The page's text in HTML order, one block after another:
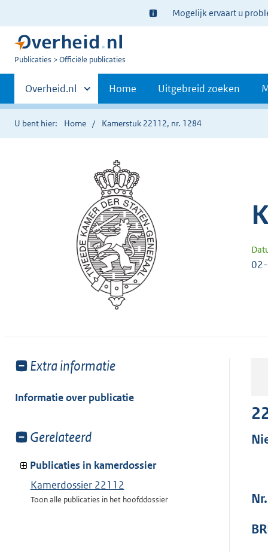
Ter
informatie:
Mogelijk ervaart u
U
Publicaties Officiële publicaties
Primaire
navigatie
Andere
sites
binnen
Overheid.nl Home Uitgebreid zoeken
U bent hier: Home Kamerstuk 22112, nr. 1284
Toon
van:
Extra informatie
Informatie over publicatie
Toon
van:
Gerelateerd
Publicaties in kamerdossier
Kamerdossier 22112
Toon alle publicaties in het hoofddossier